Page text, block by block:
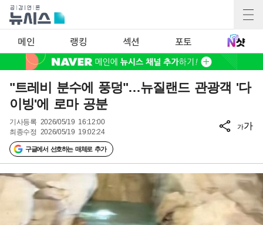
메인 랭킹 섹션 포토
"트레비 분수에 풍덩"…뉴질랜드 관광객 '다
이빙'에 로마 공분
기사등록 2026/05/19 16:12:00
최종수정 2026/05/19 19:02:24
구글에서 선호하는 매체로 추가
가가